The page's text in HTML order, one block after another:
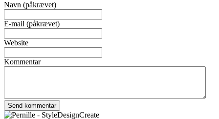
Navn (påkrævet)
E-mail (påkrævet)
Website
Kommentar